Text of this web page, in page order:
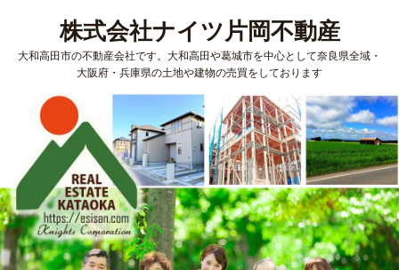
株式会社ナイツ片岡不動産
大和高田市の不動産会社です。大和高田や葛城市を中心として奈良県全域・
大阪府・兵庫県の土地や建物の売買をしております